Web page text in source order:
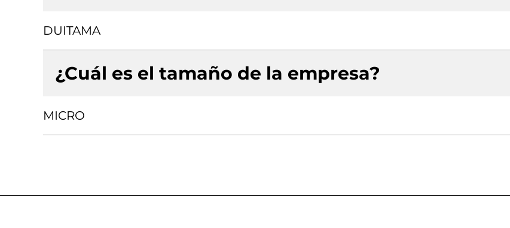
DUITAMA
¿Cuál es el tamaño de la empresa?
MICRO